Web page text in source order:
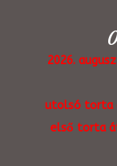
2026.
utolsó torta
első torta